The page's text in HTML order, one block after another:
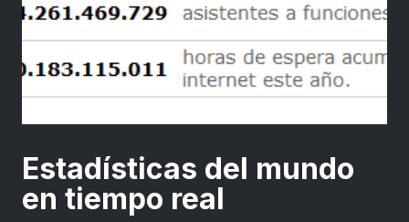
Estadísticas del mundo
en tiempo real